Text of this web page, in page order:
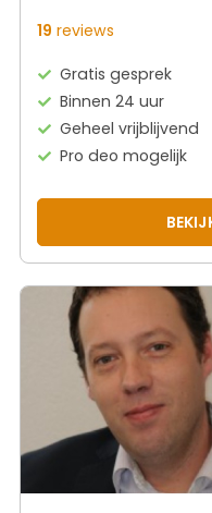
19 reviews
Gratis gesprek
Binnen 24 uur
Geheel vrijblijvend
Pro deo mogelijk